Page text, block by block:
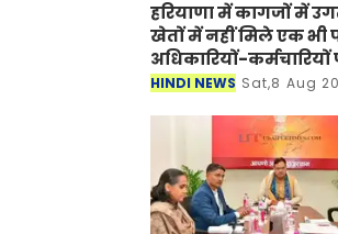
हरियाणा में कागजों में
खेतों में नहीं मिले एक भी
अधिकारियों-कर्मचारियों
HINDI NEWS Sat,8 Aug